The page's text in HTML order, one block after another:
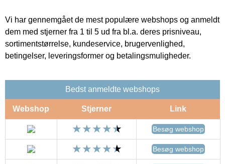
Vi har gennemgået de mest populære webshops og anmeldt
dem med stjerner fra 1 til 5 ud fra bl.a. deres prisniveau,
sortimentstørrelse, kundeservice, brugervenlighed,
betingelser, leveringsformer og betalingsmuligheder.
Bedst anmeldte webshops
Webshop Stjerner Link
Besøg webshop
Besøg webshop